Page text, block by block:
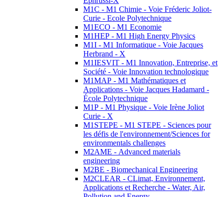
M1C - M1 Chimie - Voie Fréderic Joliot-
Curie - Ecole Polytechnique
M1ECO - M1 Economie
M1HEP - M1 High Energy Physics
M1I - M1 Informatique - Voie Jacques
Herbrand - X
M1IESVIT - M1 Innovation, Entreprise, et
Société - Voie Innovation technologique
M1MAP - M1 Mathématiques et
Applications - Voie Jacques Hadamard -
École Polytechnique
M1P - M1 Physique - Voie Irène Joliot
Curie - X
M1STEPE - M1 STEPE - Sciences pour
les défis de l'environnement/Sciences for
environmentals challenges
M2AME - Advanced materials
engineering
M2BE - Biomechanical Engineering
M2CLEAR - CLimat, Environnement,
Applications et Recherche - Water, Air,